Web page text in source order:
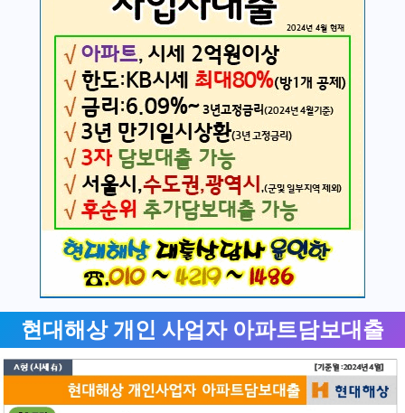
현대해상 개인 사업자 아파트담보대출